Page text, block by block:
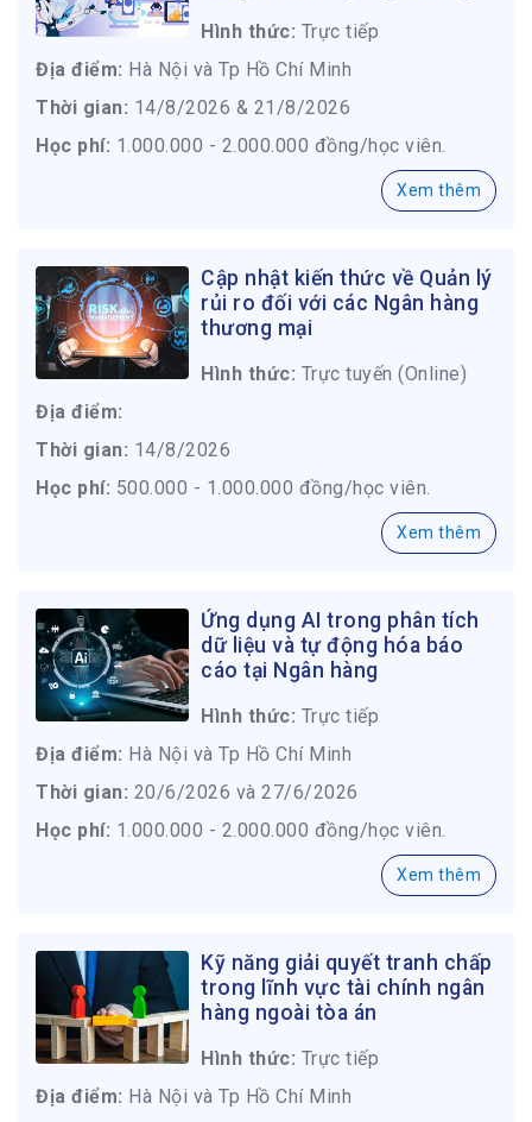
Hình thức: Trực tiếp
Địa điểm: Hà Nội và Tp Hồ Chí Minh
Thời gian: 14/8/2026 & 21/8/2026
Học phí: 1.000.000 - 2.000.000 đồng/học viên.
Xem thêm
Cập nhật kiến thức về Quản lý
rủi ro đối với các Ngân hàng
thương mại
Hình thức: Trực tuyến (Online)
Địa điểm:
Thời gian: 14/8/2026
Học phí: 500.000 - 1.000.000 đồng/học viên.
Xem thêm
Ứng dụng AI trong phân tích
dữ liệu và tự động hóa báo
cáo tại Ngân hàng
Hình thức: Trực tiếp
Địa điểm: Hà Nội và Tp Hồ Chí Minh
Thời gian: 20/6/2026 và 27/6/2026
Học phí: 1.000.000 - 2.000.000 đồng/học viên.
Xem thêm
Kỹ năng giải quyết tranh chấp
trong lĩnh vực tài chính ngân
hàng ngoài tòa án
Hình thức: Trực tiếp
Địa điểm: Hà Nội và Tp Hồ Chí Minh